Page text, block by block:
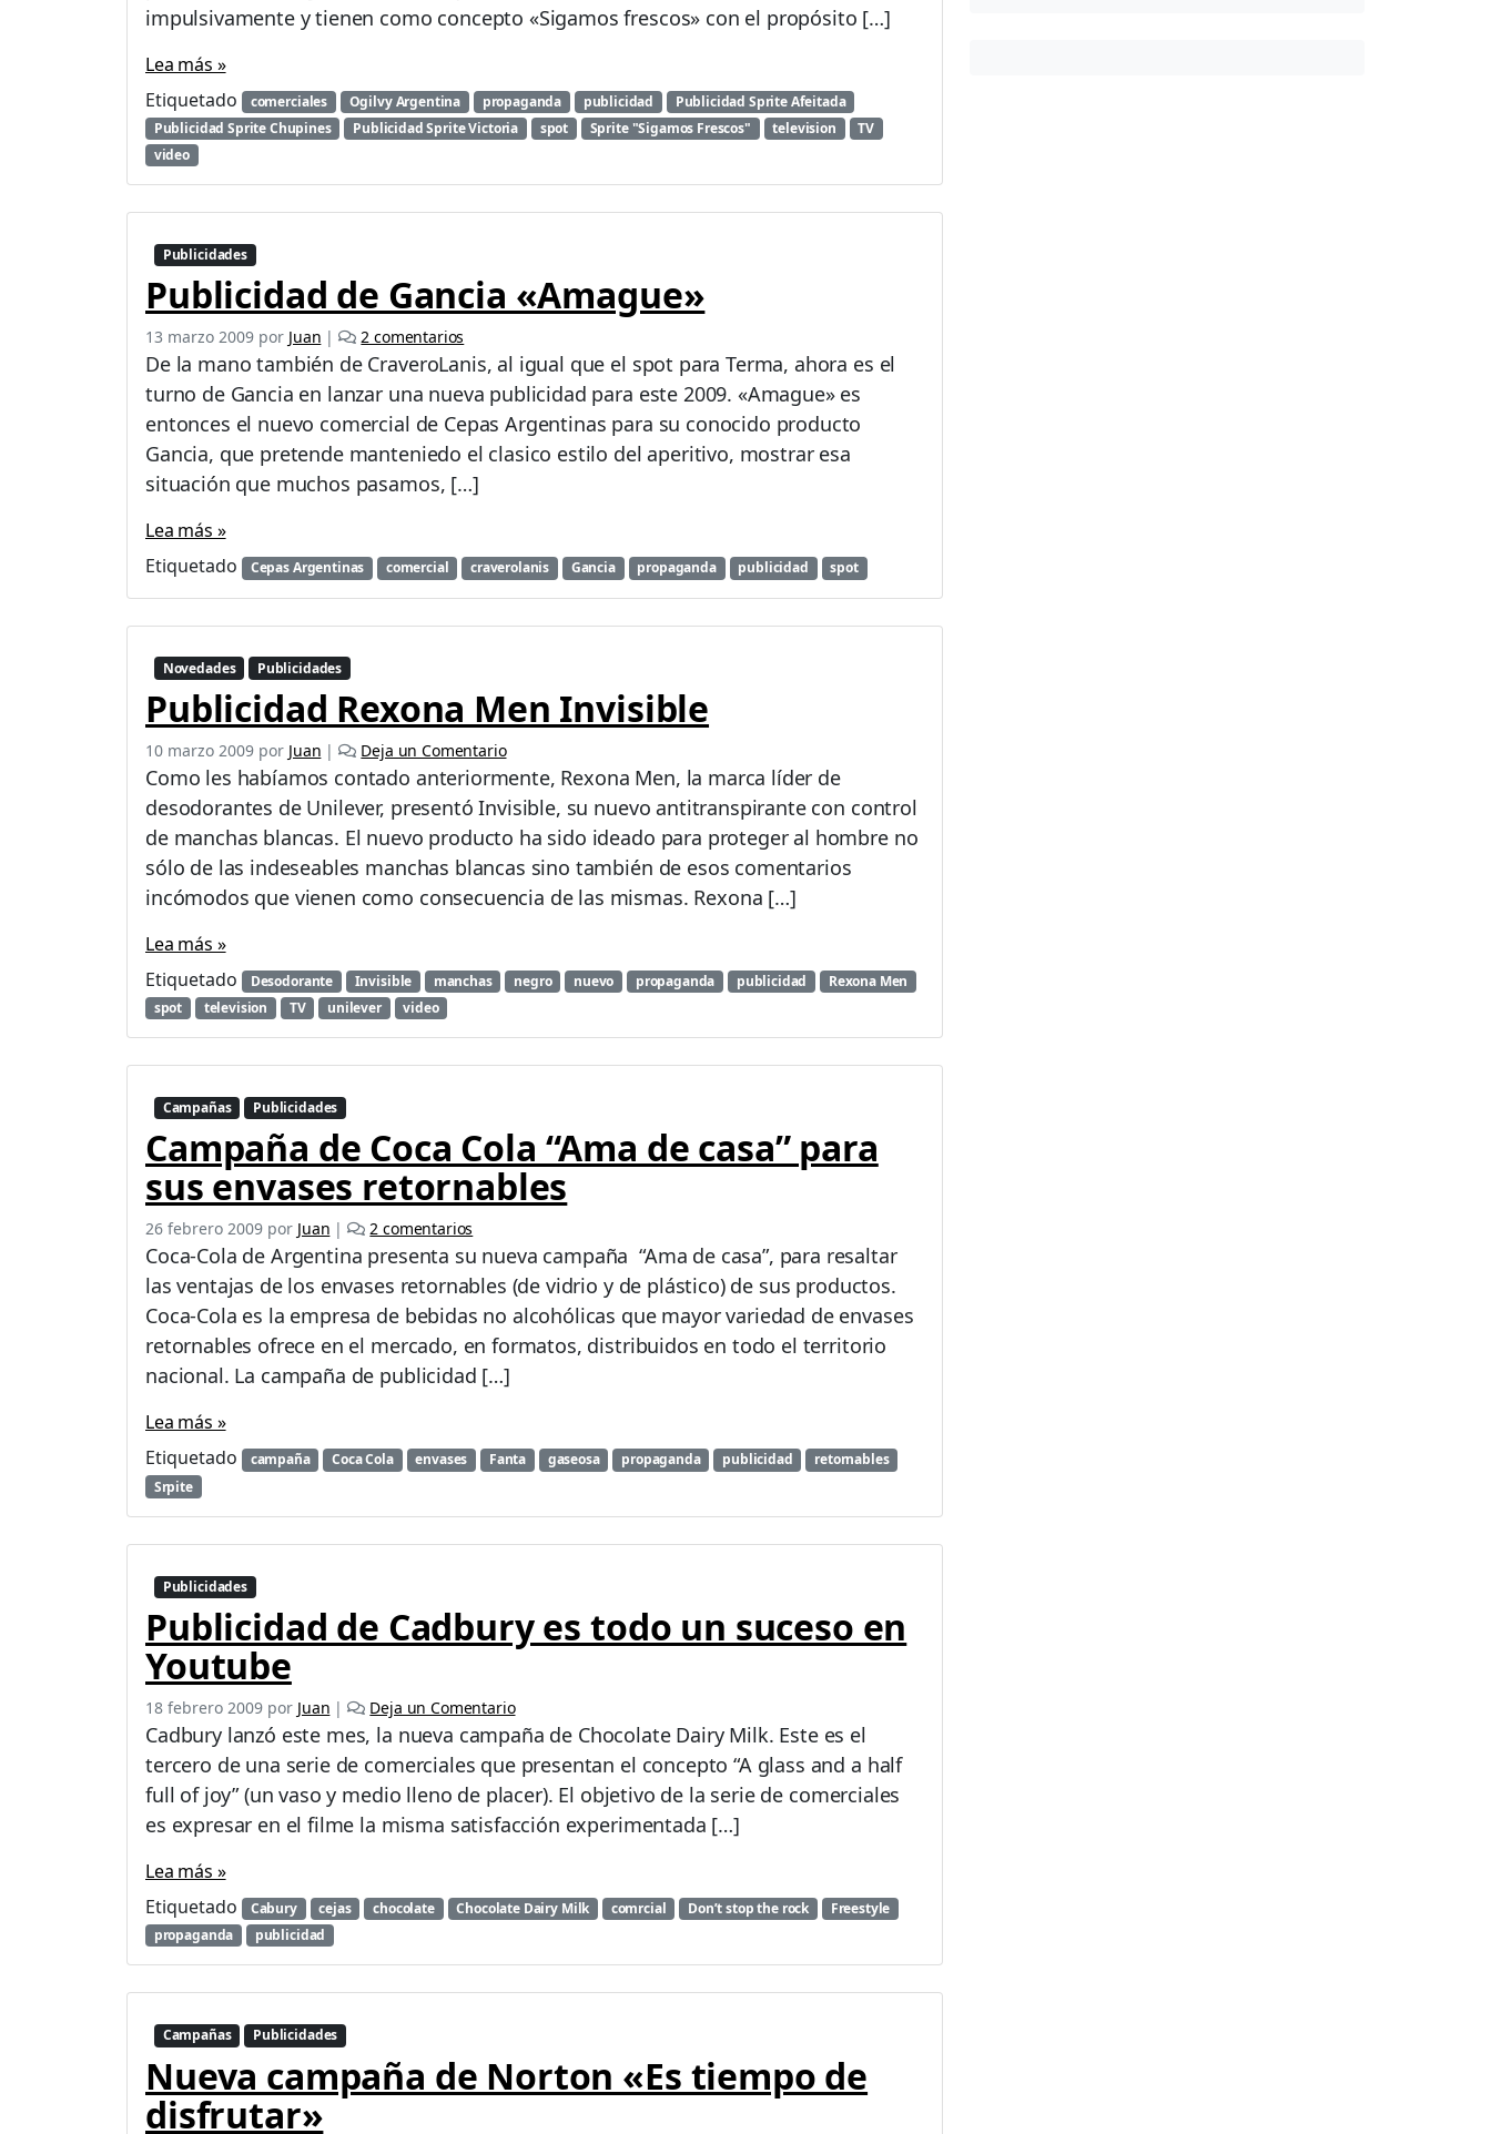
e
i
g
a
s
e
s
c
o
»
impulsivamente y tienen como concepto «Sigamos frescos» con el propósito […]
Lea más »
Etiquetado
comerciales Ogilvy Argentina propaganda publicidad
Publicidad Sprite Afeitada
Publicidad Sprite Chupines
Publicidad Sprite Victoria spot Sprite "Sigamos Frescos" television
TV
video
Publicidades
Publicidad de Gancia «Amague»
13 marzo 2009 por Juan | 2 comentarios
n
u
b
c
a
c
i
a
«
m
a
g
De la mano también de CraveroLanis, al igual que el spot para Terma, ahora es el
turno de Gancia en lanzar una nueva publicidad para este 2009. «Amague» es
entonces el nuevo comercial de Cepas Argentinas para su conocido producto
Gancia, que pretende manteniedo el clasico estilo del aperitivo, mostrar esa
situación que muchos pasamos, […]
Lea más »
Etiquetado
Cepas Argentinas comercial craverolanis Gancia propaganda publicidad spot
Novedades Publicidades
Publicidad Rexona Men Invisible
10 marzo 2009 por Juan | Deja un Comentario
Como les habíamos contado anteriormente, Rexona Men, la marca líder de
desodorantes de Unilever, presentó Invisible, su nuevo antitranspirante con control
de manchas blancas. El nuevo producto ha sido ideado para proteger al hombre no
sólo de las indeseables manchas blancas sino también de esos comentarios
incómodos que vienen como consecuencia de las mismas. Rexona […]
Lea más »
Etiquetado
Desodorante Invisible manchas negro nuevo propaganda publicidad
Rexona Men
spot
television TV unilever video
Campañas Publicidades
Campaña de Coca Cola “Ama de casa” para
sus envases retornables
26 febrero 2009 por Juan | 2 comentarios
n
a
m
p
a
ñ
e
a
l
a
m
a
d
c
a
”
p
r
a
e
Coca-Cola de Argentina presenta su nueva campaña “Ama de casa”, para resaltar
las ventajas de los envases retornables (de vidrio y de plástico) de sus productos.
Coca-Cola es la empresa de bebidas no alcohólicas que mayor variedad de envases
retornables ofrece en el mercado, en formatos, distribuidos en todo el territorio
nacional. La campaña de publicidad […]
Lea más »
Etiquetado
campaña Coca Cola envases Fanta gaseosa propaganda publicidad
retornables
Srpite
Publicidades
Publicidad de Cadbury es todo un suceso en
Youtube
18 febrero 2009 por Juan | Deja un Comentario
Cadbury lanzó este mes, la nueva campaña de Chocolate Dairy Milk. Este es el
tercero de una serie de comerciales que presentan el concepto “A glass and a half
full of joy” (un vaso y medio lleno de placer). El objetivo de la serie de comerciales
es expresar en el filme la misma satisfacción experimentada […]
Lea más »
Etiquetado
Cabury cejas chocolate Chocolate Dairy Milk comrcial Don’t stop the rock
Freestyle
propaganda
publicidad
Campañas Publicidades
Nueva campaña de Norton «Es tiempo de
disfrutar»